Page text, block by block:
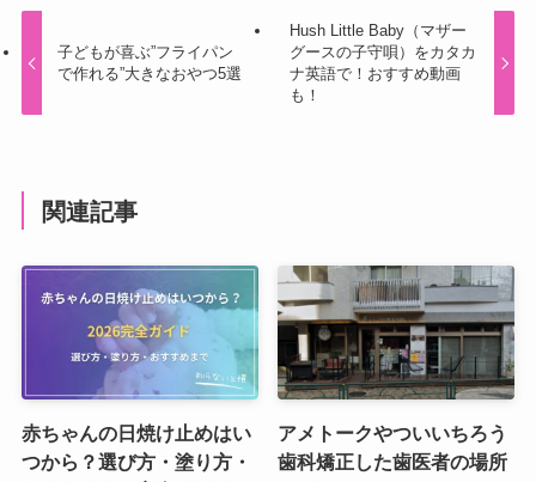
子どもが喜ぶ”フライパン
で作れる”大きなおやつ5選
Hush Little Baby（マザー
グースの子守唄）をカタカ
ナ英語で！おすすめ動画
も！
関連記事
赤ちゃんの日焼け止めはい
つから？選び方・塗り方・
アメトークやついいちろう
歯科矯正した歯医者の場所